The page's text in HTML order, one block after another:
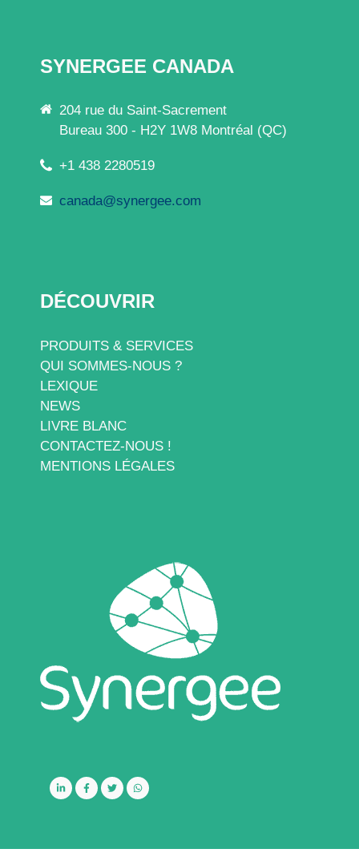
SYNERGEE CANADA
204 rue du Saint-Sacrement
Bureau 300 - H2Y 1W8 Montréal (QC)
+1 438 2280519
canada@synergee.com
DÉCOUVRIR
PRODUITS & SERVICES
QUI SOMMES-NOUS ?
LEXIQUE
NEWS
LIVRE BLANC
CONTACTEZ-NOUS !
MENTIONS LÉGALES